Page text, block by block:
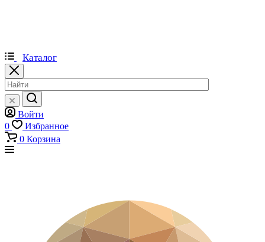
Каталог
Войти
0
Избранное
0 Корзина